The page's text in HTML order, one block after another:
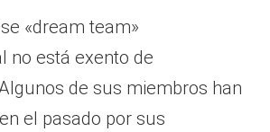
«dream team»
no está exento de
de sus miembros han
el pasado por sus